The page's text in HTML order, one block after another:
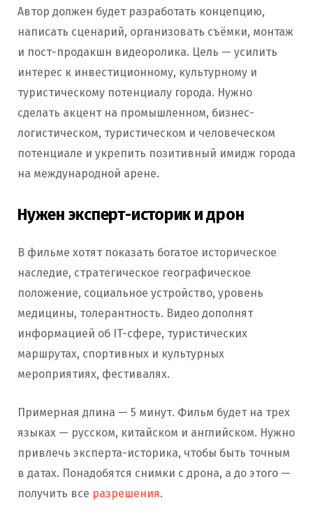
Автор должен будет разработать концепцию,
написать сценарий, организовать съёмки, монтаж
и пост-продакшн видеоролика. Цель — усилить
интерес к инвестиционному, культурному и
туристическому потенциалу города. Нужно
сделать акцент на промышленном, бизнес-
логистическом, туристическом и человеческом
потенциале и укрепить позитивный имидж города
на международной арене.
Нужен эксперт-историк и дрон
В фильме хотят показать богатое историческое
наследие, стратегическое географическое
положение, социальное устройство, уровень
медицины, толерантность. Видео дополнят
информацией об IT-сфере, туристических
маршрутах, спортивных и культурных
мероприятиях, фестивалях.
Примерная длина — 5 минут. Фильм будет на трех
языках — русском, китайском и английском. Нужно
привлечь эксперта-историка, чтобы быть точным
в датах. Понадобятся снимки с дрона, а до этого —
получить все разрешения.